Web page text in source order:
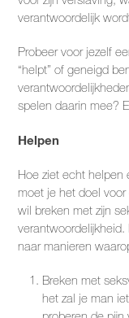
verantwoordelijk
Probeer voor jezelf
“helpt” of geneigd
spelen daarin mee?
Helpen
Hoe ziet echt helpen
moet je het doel
wil breken met zijn
naar manieren
Breken met
het zal je man